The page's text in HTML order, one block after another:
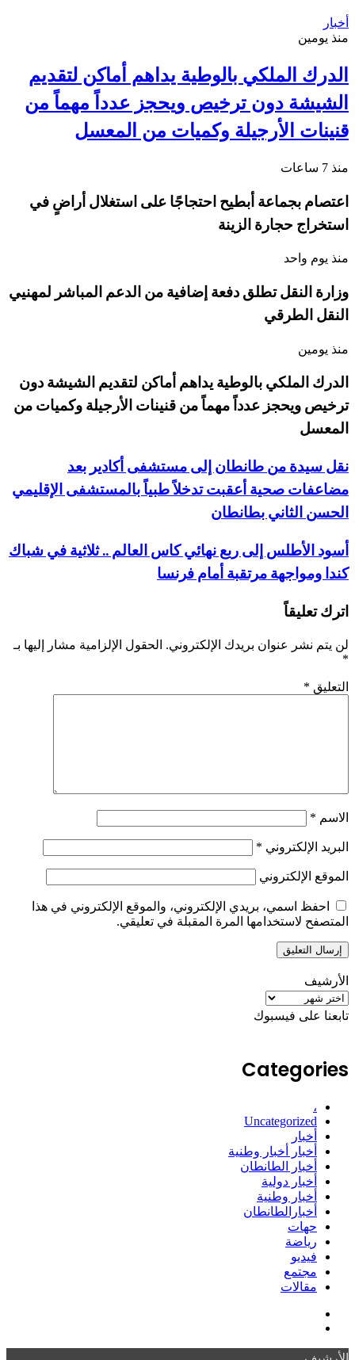
أخبار
منذ يومين
الدرك الملكي بالوطية يداهم أماكن لتقديم
الشيشة دون ترخيص ويحجز عدداً مهماً من
قنينات الأرجيلة وكميات من المعسل
منذ 7 ساعات
اعتصام بجماعة أبطيح احتجاجًا على استغلال أراضٍ في
استخراج حجارة الزينة
منذ يوم واحد
وزارة النقل تطلق دفعة إضافية من الدعم المباشر لمهنيي
النقل الطرقي
منذ يومين
الدرك الملكي بالوطية يداهم أماكن لتقديم الشيشة دون
ترخيص ويحجز عدداً مهماً من قنينات الأرجيلة وكميات من
المعسل
نقل سيدة من طانطان إلى مستشفى أكادير بعد
مضاعفات صحية أعقبت تدخلاً طبياً بالمستشفى الإقليمي
الحسن الثاني بطانطان
أسود الأطلس إلى ربع نهائي كاس العالم .. ثلاثية في شباك
كندا ومواجهة مرتقبة أمام فرنسا
اترك تعليقاً
لن يتم نشر عنوان بريدك الإلكتروني. الحقول الإلزامية مشار إليها بـ
*
التعليق *
الاسم *
البريد الإلكتروني *
الموقع الإلكتروني
احفظ اسمي، بريدي الإلكتروني، والموقع الإلكتروني في هذا
المتصفح لاستخدامها المرة المقبلة في تعليقي.
الأرشيف
الأرشيف
تابعنا على فيسبوك
Categories
،
Uncategorized
أخبار
أخبار أخبار وطنية
أخبار الطانطان
أخبار دولية
أخبار وطنية
أخبارالطانطان
حهات
رياضة
فيديو
مجتمع
مقالات
RSS